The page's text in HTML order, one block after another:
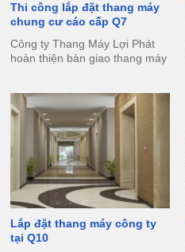
Thi công lắp đặt thang máy
chung cư cáo cấp Q7
Công ty Thang Máy Lợi Phát
hoàn thiện bàn giao thang máy
Lắp đặt thang máy công ty
tại Q10